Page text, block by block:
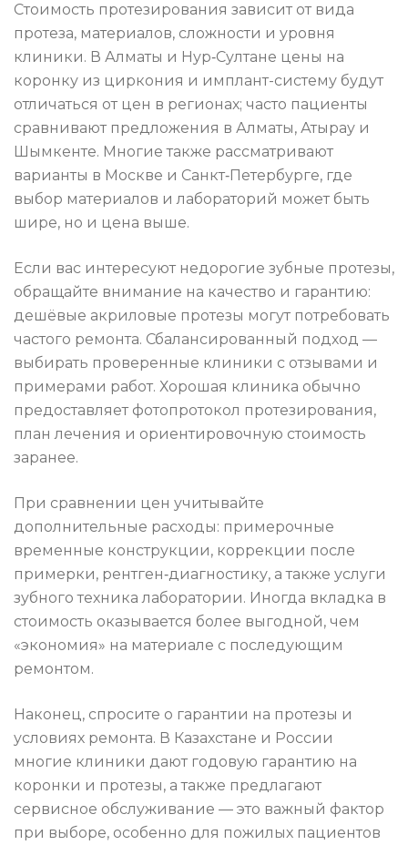
Стоимость протезирования зависит от вида
протеза, материалов, сложности и уровня
клиники. В Алматы и Нур‑Султане цены на
коронку из циркония и имплант-систему будут
отличаться от цен в регионах; часто пациенты
сравнивают предложения в Алматы, Атырау и
Шымкенте. Многие также рассматривают
варианты в Москве и Санкт‑Петербурге, где
выбор материалов и лабораторий может быть
шире, но и цена выше.
Если вас интересуют недорогие зубные протезы,
обращайте внимание на качество и гарантию:
дешёвые акриловые протезы могут потребовать
частого ремонта. Сбалансированный подход —
выбирать проверенные клиники с отзывами и
примерами работ. Хорошая клиника обычно
предоставляет фотопротокол протезирования,
план лечения и ориентировочную стоимость
заранее.
При сравнении цен учитывайте
дополнительные расходы: примерочные
временные конструкции, коррекции после
примерки, рентген‑диагностику, а также услуги
зубного техника лаборатории. Иногда вкладка в
стоимость оказывается более выгодной, чем
«экономия» на материале с последующим
ремонтом.
Наконец, спросите о гарантии на протезы и
условиях ремонта. В Казахстане и России
многие клиники дают годовую гарантию на
коронки и протезы, а также предлагают
сервисное обслуживание — это важный фактор
при выборе, особенно для пожилых пациентов